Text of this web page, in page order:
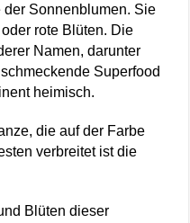
Sonnenblumen. Sie
rote Blüten. Die
Namen, darunter
Superfood
heimisch.
die auf der Farbe
verbreitet ist die
Blüten dieser